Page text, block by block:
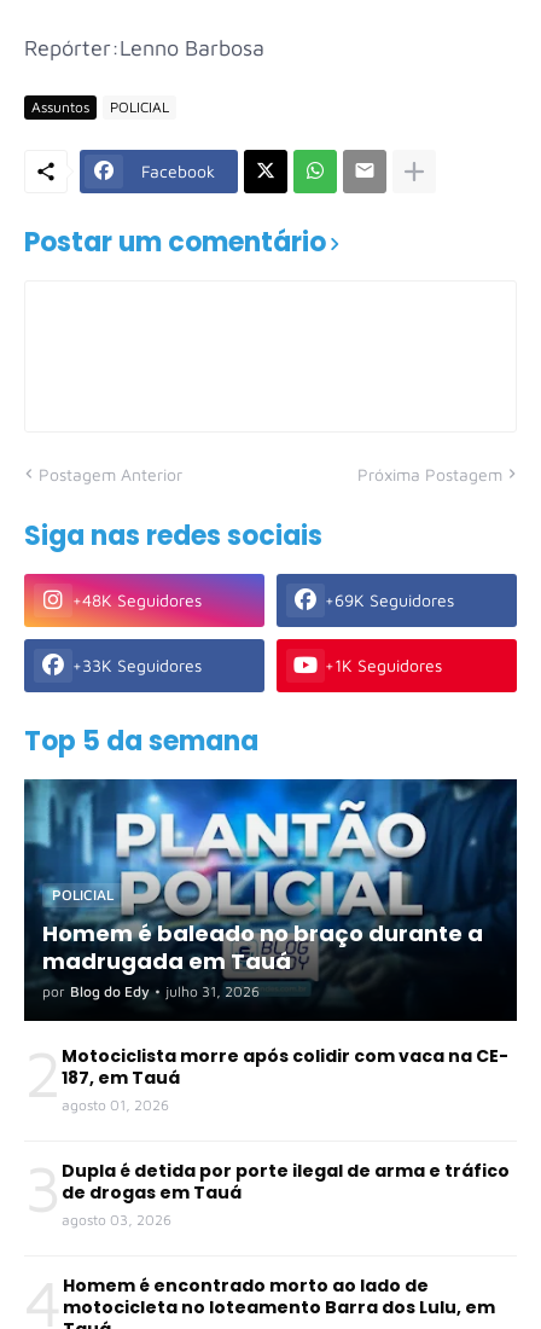
Repórter:Lenno Barbosa
Assuntos POLICIAL
Facebook
Postar um comentário
Postagem Anterior Próxima Postagem
Siga nas redes sociais
+48K Seguidores +69K Seguidores
+33K Seguidores +1K Seguidores
Top 5 da semana
POLICIAL
Homem é baleado no braço durante a
madrugada em Tauá
por Blog do Edy • julho 31, 2026
2 Motociclista morre após colidir com vaca na CE-
187, em Tauá
agosto 01, 2026
3 Dupla é detida por porte ilegal de arma e tráfico
de drogas em Tauá
agosto 03, 2026
4 Homem é encontrado morto ao lado de
motocicleta no loteamento Barra dos Lulu, em